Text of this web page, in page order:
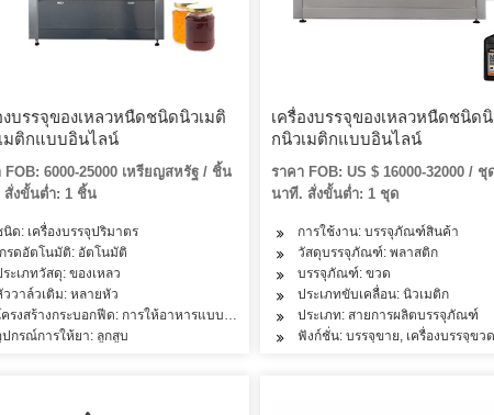
าง, ผลิตภัณฑ์ดูแลผิว, ผลิตภัณฑ์ดูแลเส้นผม, ผลิตภัณฑ์นม, เครื่องดื่ม
องดื่มผลิตภัณฑ์นมผลิตภัณฑ์ดูแลเส้นผมน้ำมันชาผักผลไม้ขนมข้าวแป้งโยเกิร์ตไอศกรีมน
งบรรจุของเหลวหนืดชนิดนิวเมติ
มติกแบบอินไลน์
FOB: 6000-25000 เหรียญสหรัฐ / ชิ้น
สั่งขั้นต่ำ: 1 ชิ้น
ด: เครื่องบรรจุปริมาตร
กรดอัตโนมัติ: อัตโนมัติ
ะเภทวัสดุ: ของเหลว
ววาล์วเติม: หลายหัว
รงสร้างกระบอกฟีด: การให้อาหารแบบห้องเดียว
ปกรณ์การให้ยา: ลูกสูบ
เครื่องบรรจุของเหลวหนืดชนิดนิ
กนิวเมติกแบบอินไลน์
ราคา FOB: US $ 16000-32000 / ชุ
นาที. สั่งขั้นต่ำ: 1 ชุด
การใช้งาน: บรรจุภัณฑ์สินค้า
วัสดุบรรจุภัณฑ์: พลาสติก
บรรจุภัณฑ์: ขวด
ประเภทขับเคลื่อน: นิวเมติก
ประเภท: สายการผลิตบรรจุภัณฑ์
ฟังก์ชั่น: บรรจุขาย, เครื่องบรรจุขว